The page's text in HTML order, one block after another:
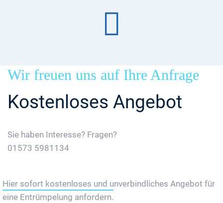
Wir freuen uns auf Ihre Anfrage
Kostenloses Angebot
Sie haben Interesse? Fragen?
01573 5981134
Hier sofort kostenloses und unverbindliches Angebot für
eine Entrümpelung anfordern.